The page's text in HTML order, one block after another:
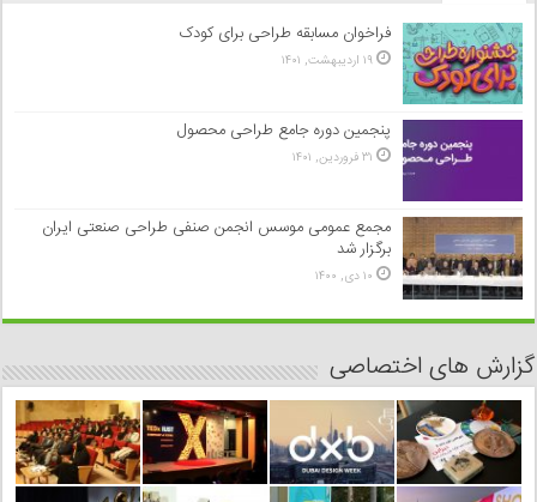
فراخوان مسابقه طراحی برای کودک
۱۹ اردیبهشت, ۱۴۰۱
پنجمین دوره جامع طراحی محصول
۳۱ فروردین, ۱۴۰۱
مجمع عمومی موسس انجمن صنفی طراحی صنعتی ایران
برگزار شد
۱۰ دی, ۱۴۰۰
گزارش های اختصاصی